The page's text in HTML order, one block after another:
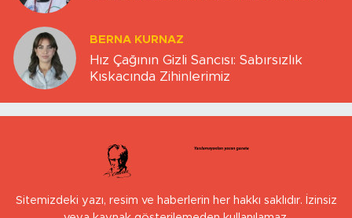
BERNA KURNAZ
Hız Çağının Gizli Sancısı: Sabırsızlık
Kıskacında Zihinlerimiz
Sitemizdeki yazı, resim ve haberlerin her hakkı saklıdır. İzinsiz